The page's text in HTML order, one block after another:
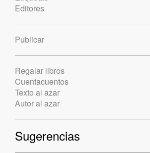
Editores
Publicar
Regalar libros
Cuentacuentos
Texto al azar
Autor al azar
Sugerencias